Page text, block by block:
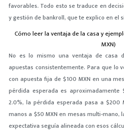
favorables. Todo esto se traduce en
y gestión de bankroll, que te explico en el
Cómo leer la ventaja de la casa y
MXN)
No es lo mismo una ventaja de casa
apuestas consistentemente. Para que lo
con apuesta fija de $100 MXN en una
pérdida esperada es
2.0%, la pérdida esperada pasa a $200
manos a $50 MXN en mesas multi-mano,
expectativa seguía alineada con esos